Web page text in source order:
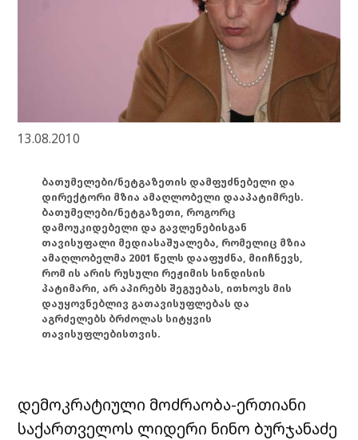
13.08.2010
ბათუმელები/ნეტგაზეთის დამფუძნებელი და
დირექტორი მზია ამაღლობელი დააპატიმრეს.
ბათუმელები/ნეტგაზეთი, როგორც
დამოუკიდებელი და გავლენებისგან
თავისუფალი მედიასაშუალება, რომელიც მზია
ამაღლობელმა 2001 წელს დააფუძნა, მიიჩნევს,
რომ ის არის რუსული რეჟიმის სინდისის
პატიმარი, არ აპირებს შეგუებას, ითხოვს მის
დაუყოვნებლივ გათავისუფლებას და
აგრძელებს ბრძოლას სიტყვის
თავისუფლებისთვის.
დემოკრატიული მოძრაობა-ერთიანი
საქართველოს ლიდერი ნინო ბურჯანაძე